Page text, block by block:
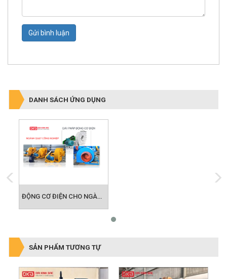
Gửi bình luận
DANH SÁCH ỨNG DỤNG
ĐỘNG CƠ ĐIỆN CHO NGÀNH QUẠT CÔNG NGHIỆP
SẢN PHẨM TƯƠNG TỰ